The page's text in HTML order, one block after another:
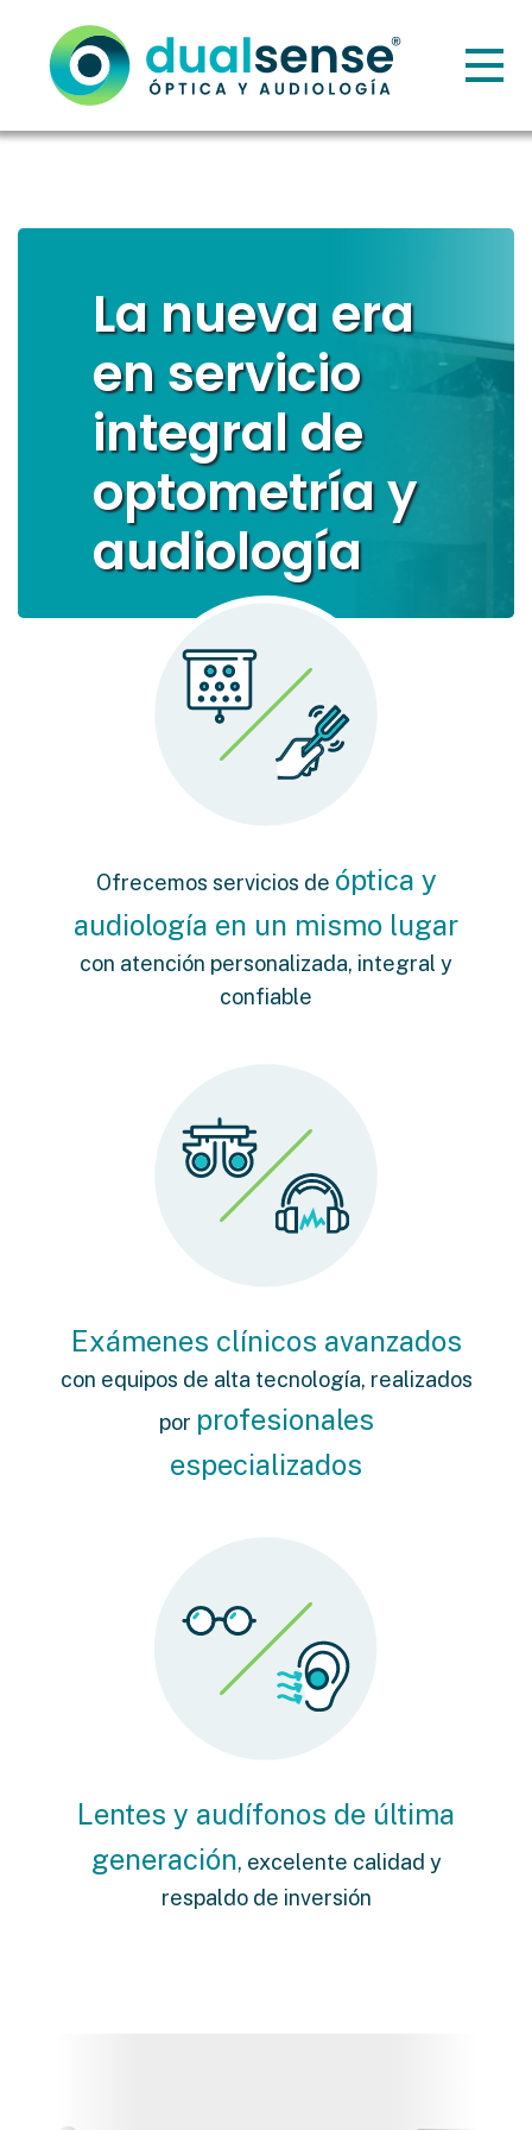
La nueva era
en servicio
integral de
optometría y
audiología
Ofrecemos servicios de óptica y
audiología en un mismo lugar
con atención personalizada, integral y
confiable
Exámenes clínicos avanzados
con equipos de alta tecnología, realizados
por profesionales
especializados
Lentes y audífonos de última
generación, excelente calidad y
respaldo de inversión